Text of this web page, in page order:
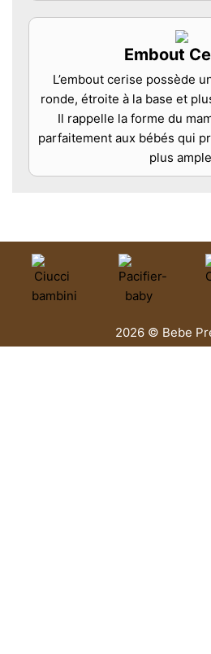
Embout
L’embout cerise possède
ronde, étroite à la base et
Il rappelle la forme du
parfaitement aux bébés qui
plus
2026 © Bebe